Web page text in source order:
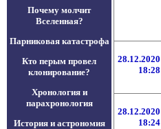
Почему молчит
Вселенная?
Парниковая катастрофа
Кто перым провел
клонирование?
Хронология и
парахронология
История и астрономия
28.12.2020
18:28
28.12.2020
18:24